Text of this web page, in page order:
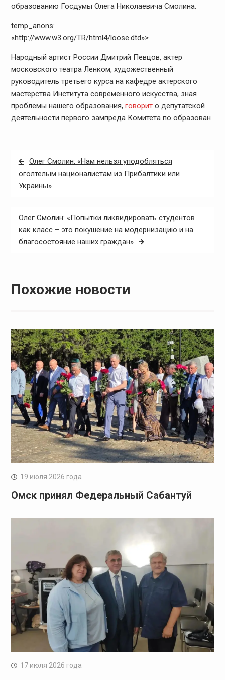
образованию Госдумы Олега Николаевича Смолина.
temp_anons:
«http://www.w3.org/TR/html4/loose.dtd»>
Народный артист России Дмитрий Певцов, актер
московского театра Ленком, художественный
руководитель третьего курса на кафедре актерского
мастерства Института современного искусства, зная
проблемы нашего образования, говорито депутатской
деятельности первого зампреда Комитета по образован
Навигация
по
записям
Олег Смолин: «Нам нельзя уподобляться
оголтелым националистам из Прибалтики или
Украины»
Олег Смолин: «Попытки ликвидировать студентов
как класс – это покушение на модернизацию и на
благосостояние наших граждан»
Похожие новости
19 июля 2026 года
Омск принял Федеральный Сабантуй
17 июля 2026 года